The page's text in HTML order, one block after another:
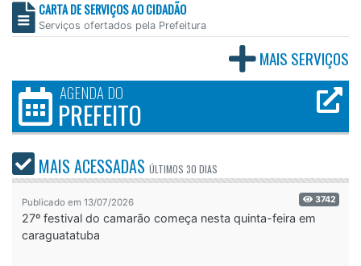
CARTA DE SERVIÇOS AO CIDADÃO
Serviços ofertados pela Prefeitura
MAIS SERVIÇOS
AGENDA DO
PREFEITO
MAIS ACESSADAS ÚLTIMOS 30 DIAS
Publicado em 13/07/2026 3742
27º festival do camarão começa nesta quinta-feira em
caraguatatuba